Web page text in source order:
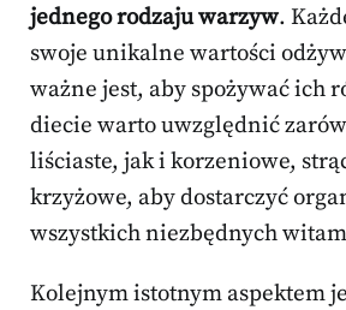
jednego rodzaju warzyw.
swoje unikalne wartości
ważne jest, aby spożywać ich
diecie warto uwzględnić
liściaste, jak i korzeniowe,
krzyżowe, aby dostarczyć
wszystkich niezbędnych
Kolejnym istotnym aspektem